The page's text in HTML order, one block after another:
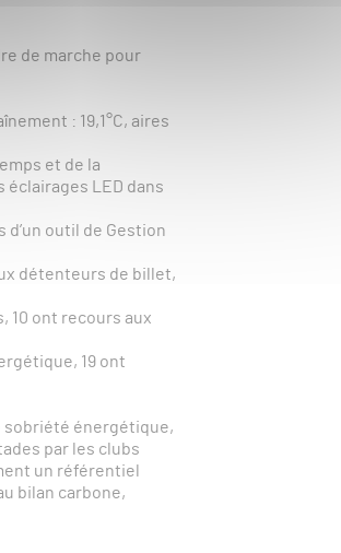
de marche pour
: 19,1°C, aires
et de la
éclairages LED dans
outil de Gestion
détenteurs de billet,
10 ont recours aux
19 ont
sobriété énergétique,
par les clubs
un référentiel
bilan carbone,